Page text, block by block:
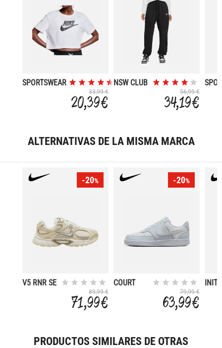
SPORTSWEAR
33,99 €
20,39 €
NSW CLUB
56,99 €
34,19 €
ALTERNATIVAS DE LA MISMA MARCA
-20%
V5 RNR SE
89,99 €
71,99 €
-20%
COURT
79,99 €
63,99 €
PRODUCTOS SIMILARES DE OTRAS